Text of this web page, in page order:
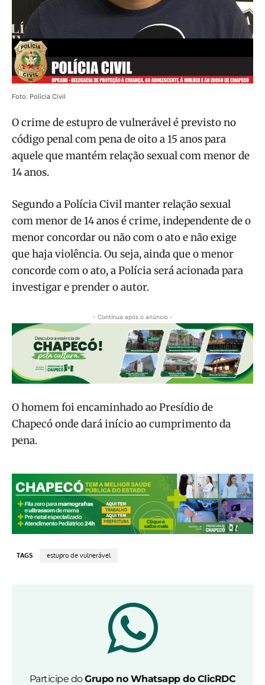
Foto: Polícia Civil
O crime de estupro de vulnerável é previsto no
código penal com pena de oito a 15 anos para
aquele que mantém relação sexual com menor de
14 anos.
Segundo a Polícia Civil manter relação sexual
com menor de 14 anos é crime, independente de o
menor concordar ou não com o ato e não exige
que haja violência. Ou seja, ainda que o menor
concorde com o ato, a Polícia será acionada para
investigar e prender o autor.
- Continua após o anúncio -
O homem foi encaminhado ao Presídio de
Chapecó onde dará início ao cumprimento da
pena.
TAGS estupro de vulnerável
Participe doGrupo no Whatsapp do ClicRDC